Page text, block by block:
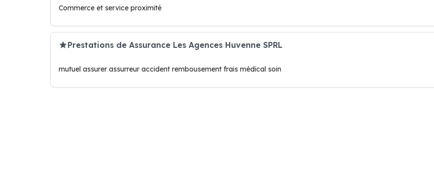
Commerce et service proximité
Prestations de Assurance Les Agences Huvenne SPRL
mutuel assurer assurreur accident rembousement frais médical soin